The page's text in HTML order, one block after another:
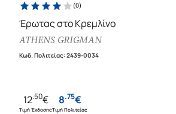
(0)
Έρωτας στο Κρεμλίνο
ATHENS GRIGMAN
Κωδ. Πολιτείας:2439-0034
12.50€
Τιμή Έκδοσης
8.75€
Τιμή Πολιτείας